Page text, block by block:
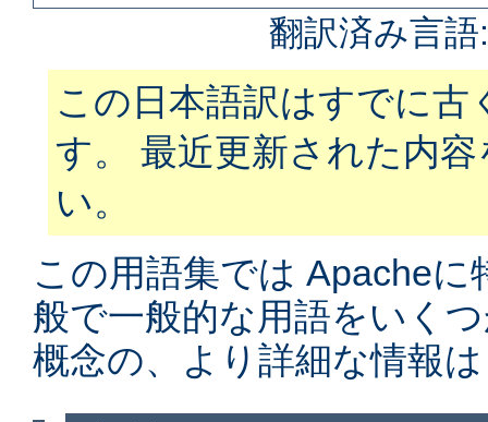
翻訳済み言
この日本語訳はすでに
す。 最近更新された内
い。
この用語集では Apache
般で一般的な用語をいく
概念の、より詳細な情報